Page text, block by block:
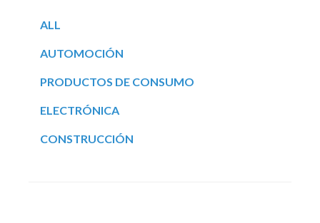
ALL
AUTOMOCIÓN
PRODUCTOS DE CONSUMO
ELECTRÓNICA
CONSTRUCCIÓN